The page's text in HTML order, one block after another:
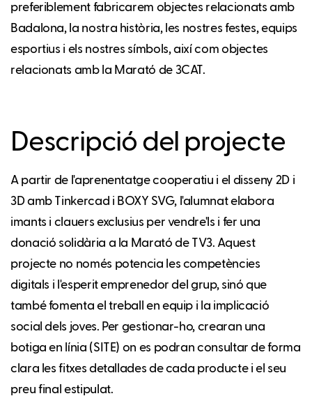
preferiblement fabricarem objectes relacionats amb
Badalona, la nostra història, les nostres festes, equips
esportius i els nostres símbols, així com objectes
relacionats amb la Marató de 3CAT.
Descripció del projecte
A partir de l'aprenentatge cooperatiu i el disseny 2D i
3D amb Tinkercad i BOXY SVG, l'alumnat elabora
imants i clauers exclusius per vendre'ls i fer una
donació solidària a la Marató de TV3. Aquest
projecte no només potencia les competències
digitals i l'esperit emprenedor del grup, sinó que
també fomenta el treball en equip i la implicació
social dels joves. Per gestionar-ho, crearan una
botiga en línia (SITE) on es podran consultar de forma
clara les fitxes detallades de cada producte i el seu
preu final estipulat.